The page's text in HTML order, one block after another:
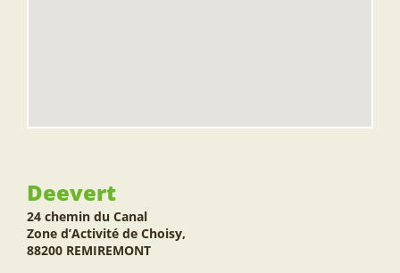
Deevert
24 chemin du Canal
Zone d’Activité de Choisy,
88200 REMIREMONT